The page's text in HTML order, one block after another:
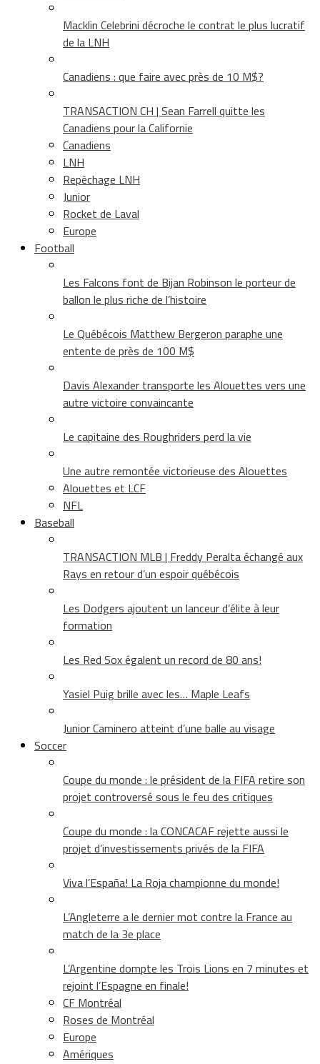
Macklin Celebrini décroche le contrat le plus lucratif
de la LNH
Canadiens : que faire avec près de 10 M$?
TRANSACTION CH | Sean Farrell quitte les
Canadiens pour la Californie
Canadiens
LNH
Repêchage LNH
Junior
Rocket de Laval
Europe
Football
Les Falcons font de Bijan Robinson le porteur de
ballon le plus riche de l’histoire
Le Québécois Matthew Bergeron paraphe une
entente de près de 100 M$
Davis Alexander transporte les Alouettes vers une
autre victoire convaincante
Le capitaine des Roughriders perd la vie
Une autre remontée victorieuse des Alouettes
Alouettes et LCF
NFL
Baseball
TRANSACTION MLB | Freddy Peralta échangé aux
Rays en retour d’un espoir québécois
Les Dodgers ajoutent un lanceur d’élite à leur
formation
Les Red Sox égalent un record de 80 ans!
Yasiel Puig brille avec les… Maple Leafs
Junior Caminero atteint d’une balle au visage
Soccer
Coupe du monde : le président de la FIFA retire son
projet controversé sous le feu des critiques
Coupe du monde : la CONCACAF rejette aussi le
projet d’investissements privés de la FIFA
Viva l’España! La Roja championne du monde!
L’Angleterre a le dernier mot contre la France au
match de la 3e place
L’Argentine dompte les Trois Lions en 7 minutes et
rejoint l’Espagne en finale!
CF Montréal
Roses de Montréal
Europe
Amériques